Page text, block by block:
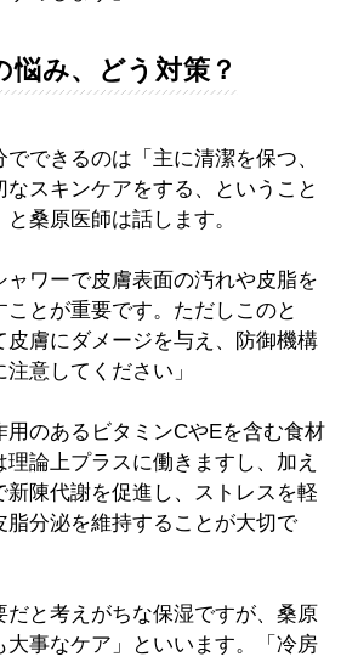
悩み、どう対策？
できるのは「主に清潔を保つ、
スキンケアをする、ということ
桑原医師は話します。
ャワーで皮膚表面の汚れや皮脂を
ことが重要です。ただしこのと
皮膚にダメージを与え、防御機構
意してください」
用のあるビタミンCやEを含む食材
理論上プラスに働きますし、加え
新陳代謝を促進し、ストレスを軽
脂分泌を維持することが大切で
だと考えがちな保湿ですが、桑原
大事なケア」といいます。「冷房